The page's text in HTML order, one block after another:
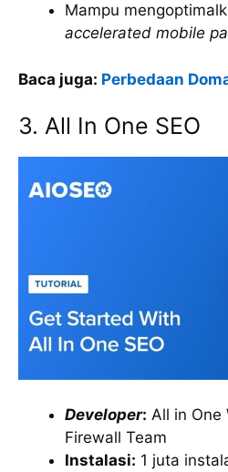
Mampu
accelerated mobile
Baca juga: Perbedaan
3. All In One SEO
Developer: All in One
Firewall Team
Instalasi: 1 juta